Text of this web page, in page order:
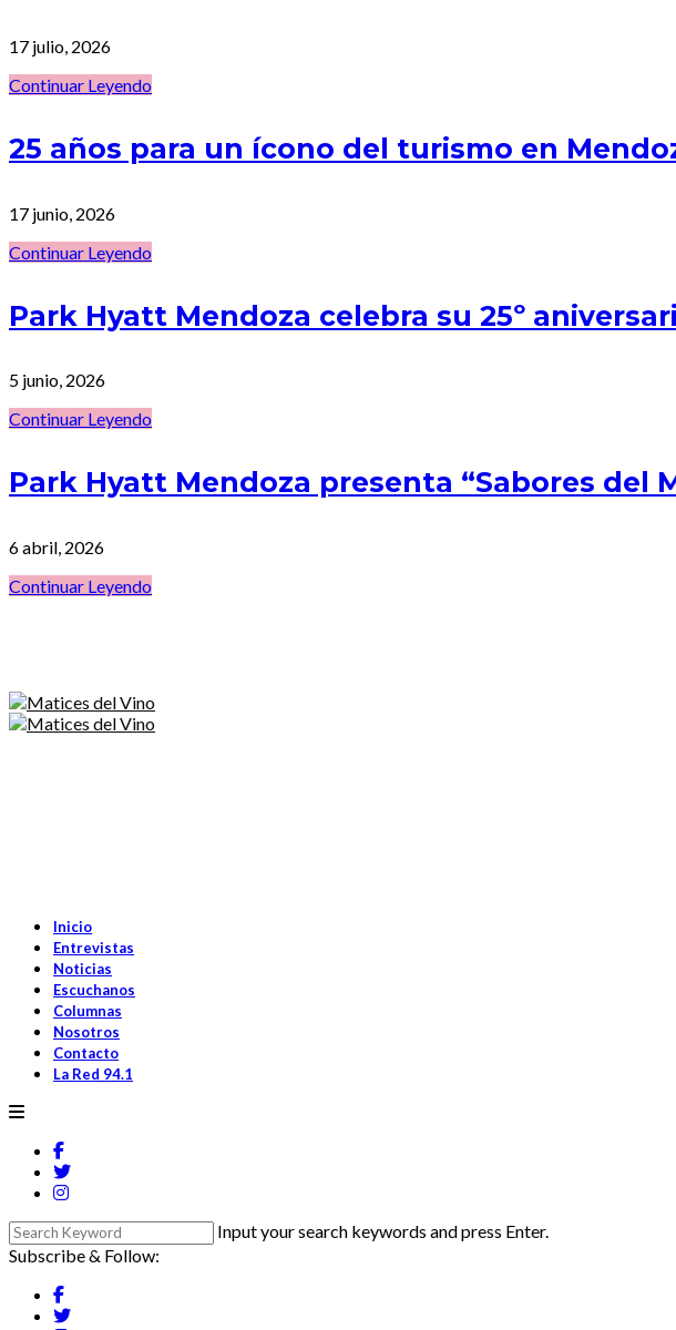
17 julio, 2026
Continuar Leyendo
25 años para un ícono del turismo en
17 junio, 2026
Continuar Leyendo
Park Hyatt Mendoza celebra su 25º
5 junio, 2026
Continuar Leyendo
Park Hyatt Mendoza presenta “Sabores del
6 abril, 2026
Continuar Leyendo
Inicio
Entrevistas
Noticias
Escuchanos
Columnas
Nosotros
Contacto
La Red 94.1
Input your search keywords and press Enter.
Subscribe & Follow: